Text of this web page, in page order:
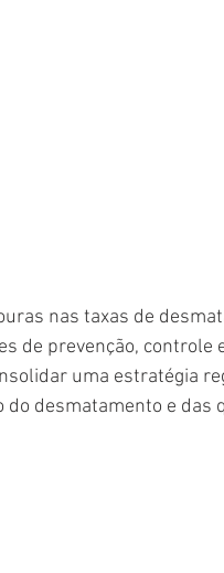
nas taxas de
de prevenção, controle
uma estratégia
desmatamento e das